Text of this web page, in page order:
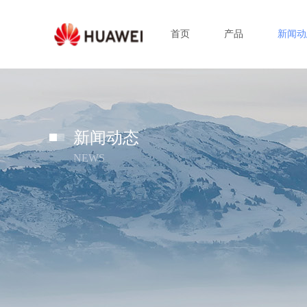
首页 产品 新闻
新闻动态
NEWS